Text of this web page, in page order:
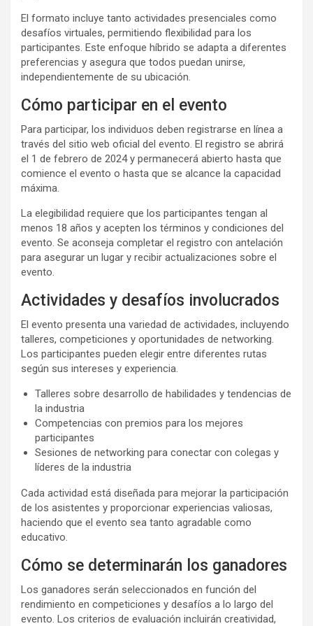
El formato incluye tanto actividades presenciales como
desafíos virtuales, permitiendo flexibilidad para los
participantes. Este enfoque híbrido se adapta a diferentes
preferencias y asegura que todos puedan unirse,
independientemente de su ubicación.
Cómo participar en el evento
Para participar, los individuos deben registrarse en línea a
través del sitio web oficial del evento. El registro se abrirá
el 1 de febrero de 2024 y permanecerá abierto hasta que
comience el evento o hasta que se alcance la capacidad
máxima.
La elegibilidad requiere que los participantes tengan al
menos 18 años y acepten los términos y condiciones del
evento. Se aconseja completar el registro con antelación
para asegurar un lugar y recibir actualizaciones sobre el
evento.
Actividades y desafíos involucrados
El evento presenta una variedad de actividades, incluyendo
talleres, competiciones y oportunidades de networking.
Los participantes pueden elegir entre diferentes rutas
según sus intereses y experiencia.
Talleres sobre desarrollo de habilidades y tendencias de
la industria
Competencias con premios para los mejores
participantes
Sesiones de networking para conectar con colegas y
líderes de la industria
Cada actividad está diseñada para mejorar la participación
de los asistentes y proporcionar experiencias valiosas,
haciendo que el evento sea tanto agradable como
educativo.
Cómo se determinarán los ganadores
Los ganadores serán seleccionados en función del
rendimiento en competiciones y desafíos a lo largo del
evento. Los criterios de evaluación incluirán creatividad,